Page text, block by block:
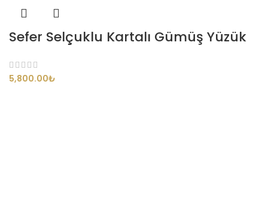
Sefer Selçuklu Kartalı Gümüş Yüzük
₺